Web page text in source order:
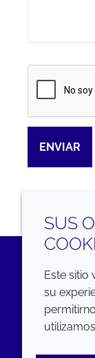
ENVIAR
EMPRESA
Annual
SUS
Este sitio
su